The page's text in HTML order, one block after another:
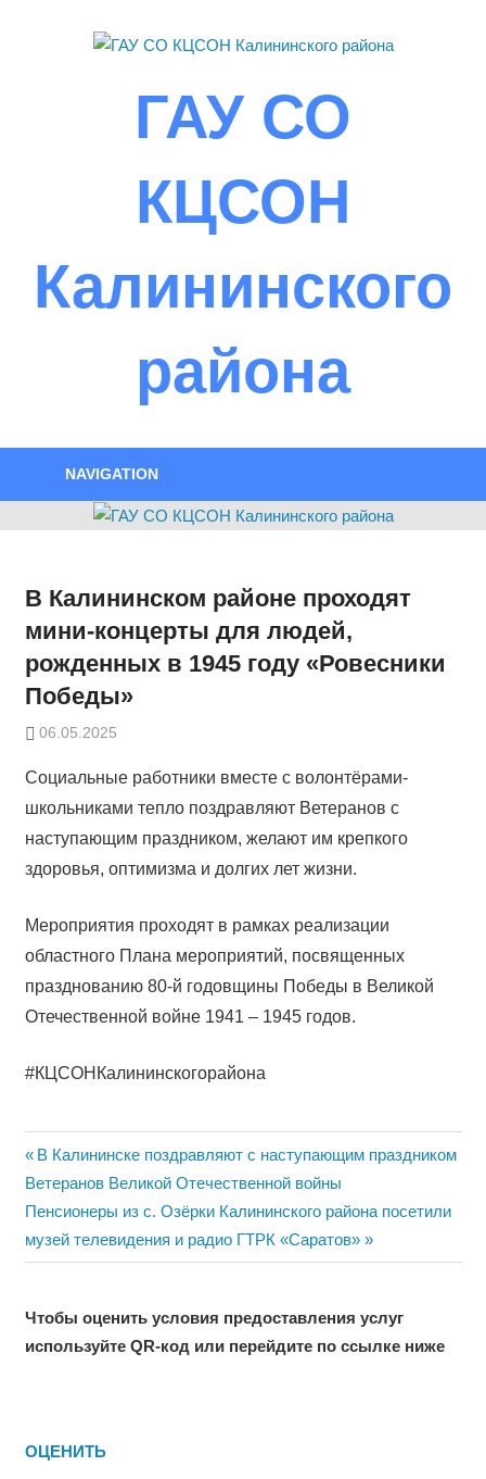
ГАУ СО
КЦСОН
Калининского
района
NAVIGATION
В Калининском районе проходят
мини-концерты для людей,
рожденных в 1945 году «Ровесники
Победы»
06.05.2025
Социальные работники вместе с волонтёрами-
школьниками тепло поздравляют Ветеранов с
наступающим праздником, желают им крепкого
здоровья, оптимизма и долгих лет жизни.
Мероприятия проходят в рамках реализации
областного Плана мероприятий, посвященных
празднованию 80-й годовщины Победы в Великой
Отечественной войне 1941 – 1945 годов.
#КЦСОНКалининскогорайона
Навигация
по
записям
Previous
Post:
В Калининске поздравляют с наступающим праздником
Ветеранов Великой Отечественной войны
Next
Post:
Пенсионеры из с. Озёрки Калининского района посетили
музей телевидения и радио ГТРК «Саратов»
Чтобы оценить условия предоставления услуг
используйте QR-код или перейдите по ссылке ниже
ОЦЕНИТЬ